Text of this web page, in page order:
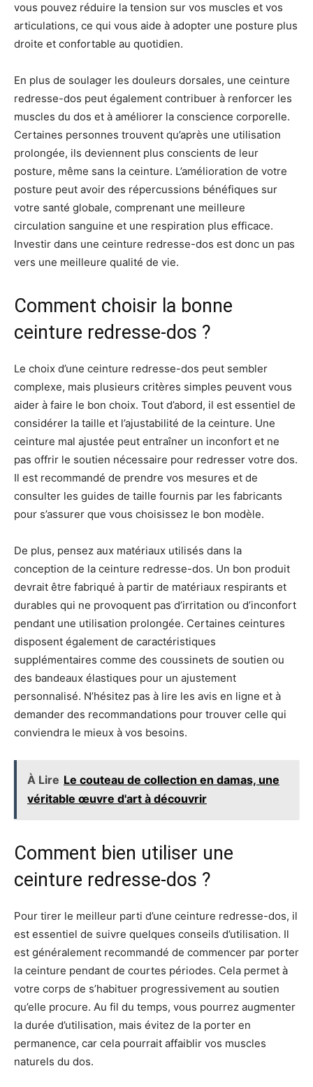
vous pouvez réduire la tension sur vos muscles et vos
articulations, ce qui vous aide à adopter une posture plus
droite et confortable au quotidien.
En plus de soulager les douleurs dorsales, une ceinture
redresse-dos peut également contribuer à renforcer les
muscles du dos et à améliorer la conscience corporelle.
Certaines personnes trouvent qu’après une utilisation
prolongée, ils deviennent plus conscients de leur
posture, même sans la ceinture. L’amélioration de votre
posture peut avoir des répercussions bénéfiques sur
votre santé globale, comprenant une meilleure
circulation sanguine et une respiration plus efficace.
Investir dans une ceinture redresse-dos est donc un pas
vers une meilleure qualité de vie.
Comment choisir la bonne
ceinture redresse-dos ?
Le choix d’une ceinture redresse-dos peut sembler
complexe, mais plusieurs critères simples peuvent vous
aider à faire le bon choix. Tout d’abord, il est essentiel de
considérer la taille et l’ajustabilité de la ceinture. Une
ceinture mal ajustée peut entraîner un inconfort et ne
pas offrir le soutien nécessaire pour redresser votre dos.
Il est recommandé de prendre vos mesures et de
consulter les guides de taille fournis par les fabricants
pour s’assurer que vous choisissez le bon modèle.
De plus, pensez aux matériaux utilisés dans la
conception de la ceinture redresse-dos. Un bon produit
devrait être fabriqué à partir de matériaux respirants et
durables qui ne provoquent pas d’irritation ou d’inconfort
pendant une utilisation prolongée. Certaines ceintures
disposent également de caractéristiques
supplémentaires comme des coussinets de soutien ou
des bandeaux élastiques pour un ajustement
personnalisé. N’hésitez pas à lire les avis en ligne et à
demander des recommandations pour trouver celle qui
conviendra le mieux à vos besoins.
À Lire Le couteau de collection en damas, une
véritable œuvre d'art à découvrir
Comment bien utiliser une
ceinture redresse-dos ?
Pour tirer le meilleur parti d’une ceinture redresse-dos, il
est essentiel de suivre quelques conseils d’utilisation. Il
est généralement recommandé de commencer par porter
la ceinture pendant de courtes périodes. Cela permet à
votre corps de s’habituer progressivement au soutien
qu’elle procure. Au fil du temps, vous pourrez augmenter
la durée d’utilisation, mais évitez de la porter en
permanence, car cela pourrait affaiblir vos muscles
naturels du dos.